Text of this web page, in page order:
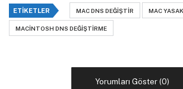
ETIKETLER MAC DNS DEĞIŞTIR MAC
MACINTOSH DNS DEĞIŞTIRME
Yorumları Göster (0)